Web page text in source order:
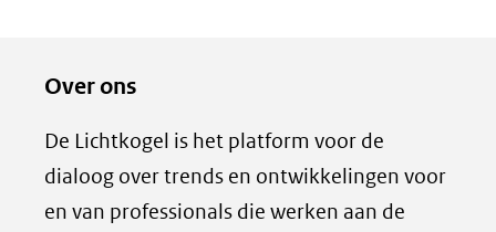
n
o
p
p
a
g
Over ons
De Lichtkogel is het platform voor de
dialoog over trends en ontwikkelingen voor
en van professionals die werken aan de